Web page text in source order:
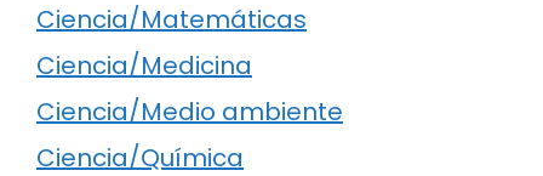
Ciencia/Matemáticas
Ciencia/Medicina
Ciencia/Medio ambiente
Ciencia/Química